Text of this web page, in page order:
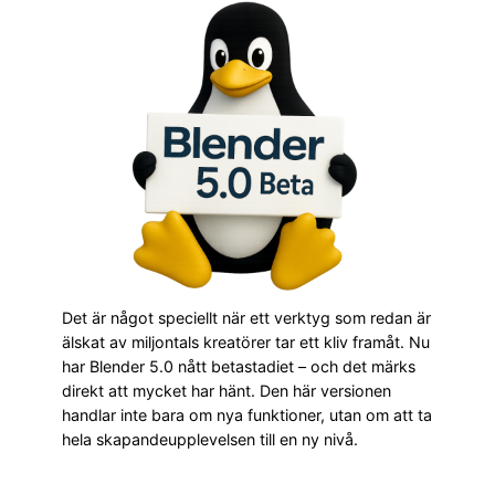
Det är något speciellt när ett verktyg som redan är
älskat av miljontals kreatörer tar ett kliv framåt. Nu
har Blender 5.0 nått betastadiet – och det märks
direkt att mycket har hänt. Den här versionen
handlar inte bara om nya funktioner, utan om att ta
hela skapandeupplevelsen till en ny nivå.